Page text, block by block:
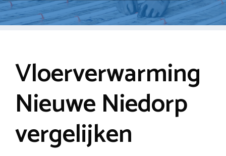
Vloerverwarming
Nieuwe Niedorp
vergelijken